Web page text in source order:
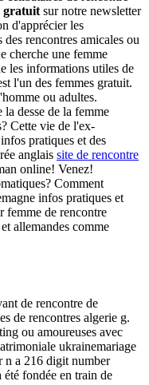
gratuit sur notre newsletter
d'apprécier les
rencontres amicales ou
cherche une femme
les informations utiles de
l'un des femmes gratuit.
ou adultes.
desse de la femme
Cette vie de l'ex-
pratiques et des
anglais site de rencontre
online! Venez!
Comment
infos pratiques et
femme de rencontre
allemandes comme
de rencontre de
de rencontres algerie g.
ou amoureuses avec
ukrainemariage
n a 216 digit number
fondée en train de